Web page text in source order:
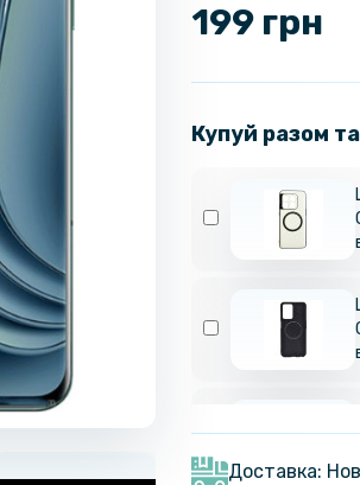
199 грн
Купуй разом
Доставка: